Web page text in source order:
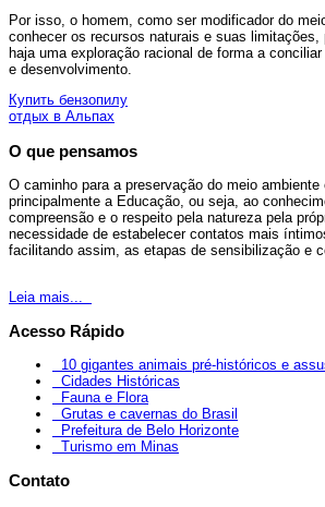
Por isso, o homem, como ser modificador do
conhecer os recursos naturais e suas limitações,
haja uma exploração racional de forma a
e desenvolvimento.
Купить бензопилу
отдых в Альпах
O que pensamos
O caminho para a preservação do meio ambiente
principalmente a Educação, ou seja, ao
compreensão e o respeito pela natureza pela
necessidade de estabelecer contatos mais
facilitando assim, as etapas de sensibilização e
Leia mais...
Acesso Rápido
10 gigantes animais pré-históricos e
Cidades Históricas
Fauna e Flora
Grutas e cavernas do Brasil
Prefeitura de Belo Horizonte
Turismo em Minas
Contato